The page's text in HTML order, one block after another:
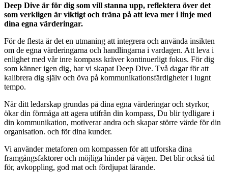
Deep Dive är för dig som vill stanna upp, reflektera över det
som verkligen är viktigt och träna på att leva mer i linje med
dina egna värderingar.
För de flesta är det en utmaning att integrera och använda insikten
om de egna värderingarna och handlingarna i vardagen. Att leva i
enlighet med vår inre kompass kräver kontinuerligt fokus. För dig
som känner igen dig, har vi skapat Deep Dive. Två dagar för att
kalibrera dig själv och öva på kommunikationsfärdigheter i lugnt
tempo.
När ditt ledarskap grundas på dina egna värderingar och styrkor,
ökar din förmåga att agera utifrån din kompass, Du blir tydligare i
din kommunikation, motiverar andra och skapar större värde för din
organisation. och för dina kunder.
Vi använder metaforen om kompassen för att utforska dina
framgångsfaktorer och möjliga hinder på vägen. Det blir också tid
för, avkoppling, god mat och fördjupat lärande.